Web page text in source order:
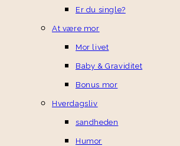
Er du single?
At være mor
Mor livet
Baby & Graviditet
Bonus mor
Hverdagsliv
sandheden
Humor